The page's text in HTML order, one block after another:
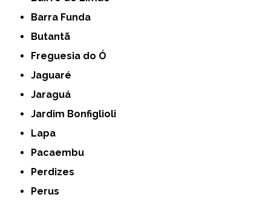
Barra Funda
Butantã
Freguesia do Ó
Jaguaré
Jaraguá
Jardim Bonfiglioli
Lapa
Pacaembu
Perdizes
Perus